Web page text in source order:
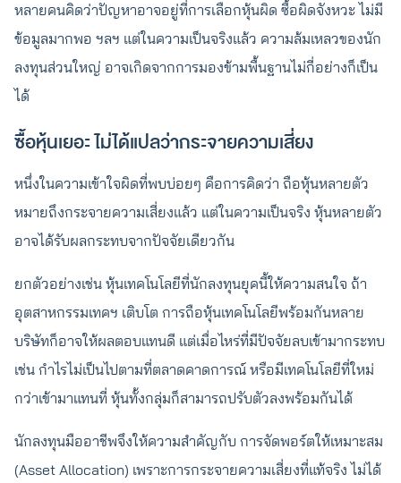
หลายคนคิดว่าปัญหาอาจอยู่ที่การเลือกหุ้นผิด ซื้อผิดจังหวะ ไม่มี
ข้อมูลมากพอ ฯลฯ แต่ในความเป็นจริงแล้ว ความล้มเหลวของนัก
ลงทุนส่วนใหญ่ อาจเกิดจากการมองข้ามพื้นฐานไม่กี่อย่างก็เป็น
ได้
ซื้อหุ้นเยอะ ไม่ได้แปลว่ากระจายความเสี่ยง
หนึ่งในความเข้าใจผิดที่พบบ่อยๆ คือการคิดว่า ถือหุ้นหลายตัว
หมายถึงกระจายความเสี่ยงแล้ว แต่ในความเป็นจริง หุ้นหลายตัว
อาจได้รับผลกระทบจากปัจจัยเดียวกัน
ยกตัวอย่างเช่น หุ้นเทคโนโลยีที่นักลงทุนยุคนี้ให้ความสนใจ ถ้า
อุตสาหกรรมเทคฯ เติบโต การถือหุ้นเทคโนโลยีพร้อมกันหลาย
บริษัทก็อาจให้ผลตอบแทนดี แต่เมื่อไหร่ที่มีปัจจัยลบเข้ามากระทบ
เช่น กำไรไม่เป็นไปตามที่ตลาดคาดการณ์ หรือมีเทคโนโลยีที่ใหม่
กว่าเข้ามาแทนที่ หุ้นทั้งกลุ่มก็สามารถปรับตัวลงพร้อมกันได้
นักลงทุนมืออาชีพจึงให้ความสำคัญกับ การจัดพอร์ตให้เหมาะสม
(Asset Allocation) เพราะการกระจายความเสี่ยงที่แท้จริง ไม่ได้